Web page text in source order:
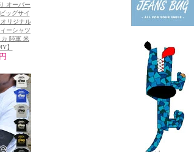
オーバー
ッグサイ
リジナル
ーシャツ
カ 陸軍 米
】